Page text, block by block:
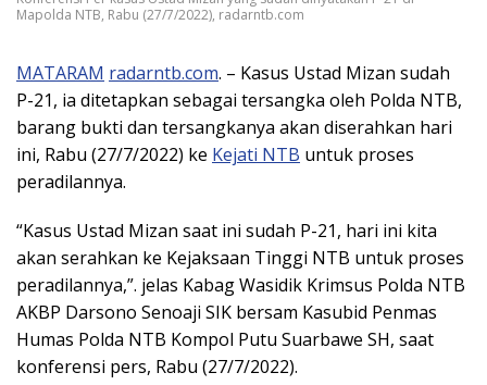
Mapolda NTB, Rabu (27/7/2022), radarntb.com
MATARAM radarntb.com. – Kasus Ustad Mizan sudah
P-21, ia ditetapkan sebagai tersangka oleh Polda NTB,
barang bukti dan tersangkanya akan diserahkan hari
ini, Rabu (27/7/2022) ke Kejati NTB untuk proses
peradilannya.
“Kasus Ustad Mizan saat ini sudah P-21, hari ini kita
akan serahkan ke Kejaksaan Tinggi NTB untuk proses
peradilannya,”. jelas Kabag Wasidik Krimsus Polda NTB
AKBP Darsono Senoaji SIK bersam Kasubid Penmas
Humas Polda NTB Kompol Putu Suarbawe SH, saat
konferensi pers, Rabu (27/7/2022).